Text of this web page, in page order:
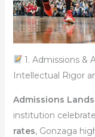
1. Admissions &
Intellectual Rigor
Admissions
institution
rates, Gonzaga